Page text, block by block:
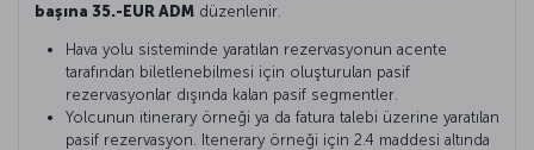
başına 35.-EUR ADM düzenlenir.
Hava yolu sisteminde yaratılan rezervasyonun acente
tarafından biletlenebilmesi için oluşturulan pasif
rezervasyonlar dışında kalan pasif segmentler.
Yolcunun itinerary örneği ya da fatura talebi üzerine yaratılan
pasif rezervasyon. Itenerary örneği için 2.4 maddesi altında